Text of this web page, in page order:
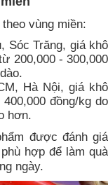
vùng miền:
Sóc Trăng, giá khô
200,000 - 300,000
Hà Nội, giá khô
đồng/kg do
hơn.
được đánh giá
hợp để làm quà
ngày.